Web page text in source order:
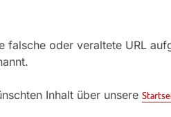
falsche oder veraltete URL
Inhalt über unsere